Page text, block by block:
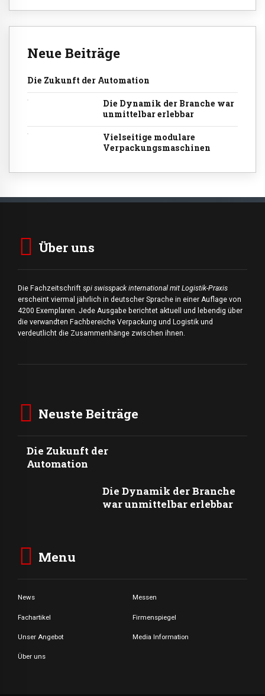
Neue Beiträge
Die Zukunft der Automation
Die Dynamik der Branche war
unmittelbar erlebbar
Vielseitige modulare
Verpackungsmaschinen
Über uns
Die Fachzeitschrift spi swisspack international mit Logistik-Praxis
erscheint viermal jährlich in deutscher Sprache in einer Auflage von
4200 Exemplaren. Jede Ausgabe berichtet aktuell und lebendig über
die verwandten Fachbereiche Verpackung und Logistik und
verdeutlicht die Zusammenhänge zwischen ihnen.
Neuste Beiträge
Die Zukunft der
Automation
Die Dynamik der Branche
war unmittelbar erlebbar
Menu
News Messen
Fachartikel Firmenspiegel
Unser Angebot Media Information
Über uns